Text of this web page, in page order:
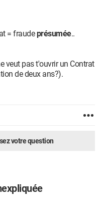
= fraudeprésumée..
veut pas t'ouvrir un Contrat
de deux ans?).
votre question